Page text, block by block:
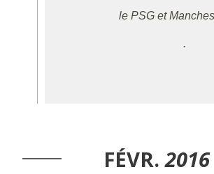
le PSG et
.
FÉVR. 2016